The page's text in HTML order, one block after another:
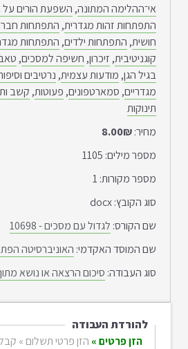
אי־ההלימה המתונה, השפעת הורים על
התפתחות זהות מגדרית, התפתחות
חושית, התפתחות ילדים, התפתחות
קוגניטיבית, זיכרון, חשיפה למסכים,
בגיל הגן, מודעות עצמית, נרטיבים
מגדריים, סמארטפונים, פעוטות, קשב
תינוקות
מחיר:8.00₪
מספר מילים: 1105
מספר מקורות:1
סוג הקובץ:docx
שם הקורס: לגדול עם מסכים - 10698
שם המוסד האקדמי: האוניברסיטה
סוג העבודה: סיכום הרצאה או נושא
להורדת העבודה
הזן פרטים » הזן פרטי תשלום »